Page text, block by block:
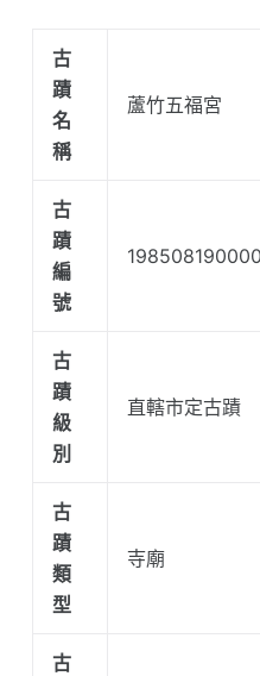
古
蹟
名
稱
蘆竹五福宮
古
蹟
編
號
古
蹟
級
別
直轄市定古蹟
古
蹟
類
型
寺廟
古